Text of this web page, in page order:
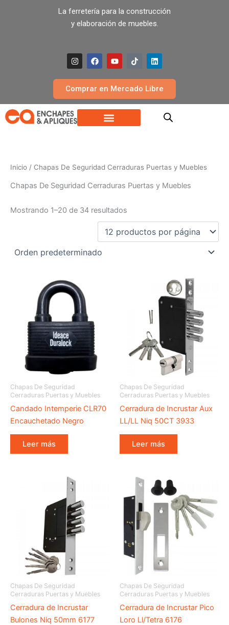
La ferretería para la construcción
y elaboración de muebles.
I
n
t
a
r
a
m
F
a
e
b
o
k
Y
o
t
u
e
T
i
t
o
L
i
k
e
i
Comprar en Mercado Libre
Inicio / Chapas De Seguridad Cerraduras Puertas y Muebles
Chapas De Seguridad Cerraduras Puertas y Muebles
Mostrando 1–20 de 34 resultados
Chapas De Seguridad
Cerraduras Puertas y Muebles
Candado Intemperie CLR70
Encauchetado Negro
Leer más
Chapas De Seguridad
Cerraduras Puertas y Muebles
Cerradura de Incrustar Aux
LL/LL Niq 50CT 3933
Leer más
Chapas De Seguridad
Cerraduras Puertas y Muebles
Cerradura de Incrustar
Bulones Niq 50mm 6177
Chapas De Seguridad
Cerraduras Puertas y Muebles
Cerradura de Incrustar Pico
Loro Ll/Tetra 6176